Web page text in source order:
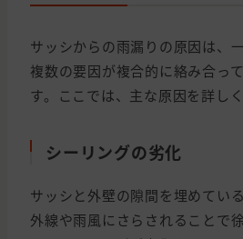
サッシからの雨漏りの原因は、
複数の要因が複合的に絡み合っ
す。ここでは、主な原因を詳しく
シーリングの劣化
サッシと外壁の隙間を埋めてい
外線や雨風にさらされることで